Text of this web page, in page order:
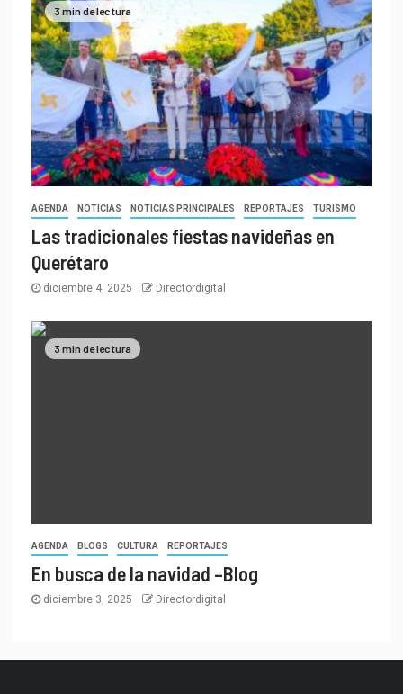
3 min de lectura
AGENDA NOTICIAS NOTICIAS PRINCIPALES REPORTAJES TURISMO
Las tradicionales fiestas navideñas en
Querétaro
diciembre 4, 2025 Directordigital
3 min de lectura
AGENDA BLOGS CULTURA REPORTAJES
En busca de la navidad –Blog
diciembre 3, 2025 Directordigital